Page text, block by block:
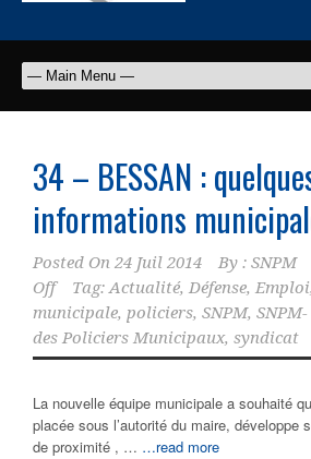
34 – BESSAN :
informations
Posted On 24 Juil 2014 By : SNPM
Off
Tag:Actualité, Défense, Emploi
municipale, policiers, SNPM,
des Policiers Municipaux, syndicat
La nouvelle équipe municipale a souhaité
placée sous l’autorité du maire, développe
de proximité , … …read more